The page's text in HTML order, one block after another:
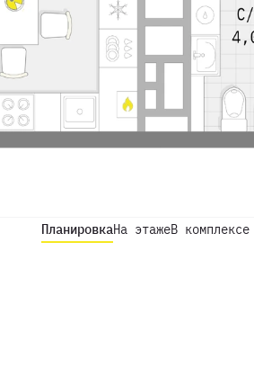
ПланировкаНа этажеВ комплексе